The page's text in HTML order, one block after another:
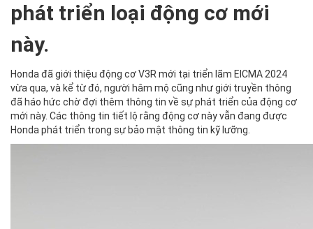
phát triển loại động cơ mới
này.
Honda đã giới thiệu động cơ V3R mới tại triển lãm EICMA 2024
vừa qua, và kể từ đó, người hâm mộ cũng như giới truyền thông
đã háo hức chờ đợi thêm thông tin về sự phát triển của động cơ
mới này. Các thông tin tiết lộ rằng động cơ này vẫn đang được
Honda phát triển trong sự bảo mật thông tin kỹ lưỡng.